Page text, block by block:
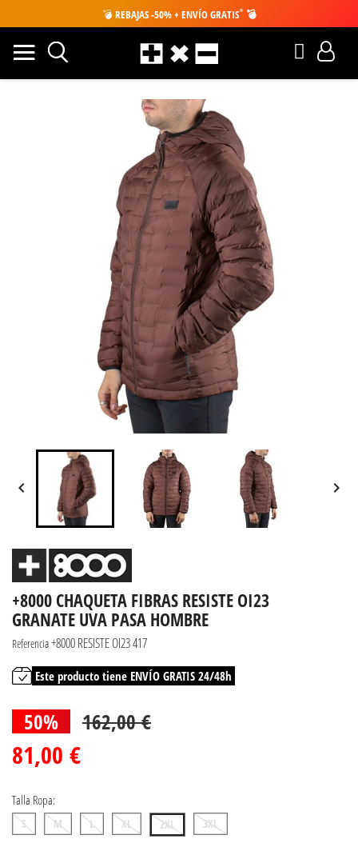
💣 REBAJAS -50% + ENVÍO GRATIS* 💣
 
+8000 CHAQUETA FIBRAS RESISTE OI23
GRANATE UVA PASA HOMBRE
Referencia+8000 RESISTE OI23 417
Este producto tiene ENVÍO GRATIS 24/48h
50% 162,00 €
81,00 €
Talla Ropa:
S M L XL 2XL 3XL